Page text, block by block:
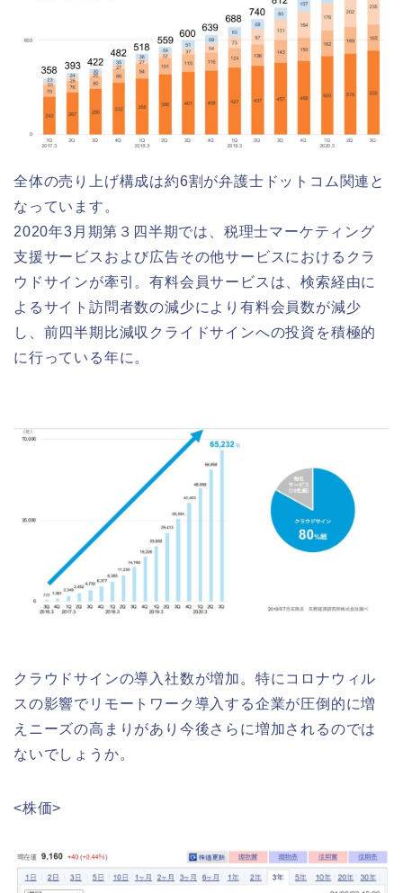
全体の売り上げ構成は約6割が弁護士ドットコム関連と
なっています。
2020年3月期第３四半期では、税理士マーケティング
支援サービスおよび広告その他サービスにおけるクラ
ウドサインが牽引。有料会員サービスは、検索経由に
よるサイト訪問者数の減少により有料会員数が減少
し、前四半期比減収クライドサインへの投資を積極的
に行っている年に。
クラウドサインの導入社数が増加。特にコロナウィル
スの影響でリモートワーク導入する企業が圧倒的に増
えニーズの高まりがあり今後さらに増加されるのでは
ないでしょうか。
<株価>